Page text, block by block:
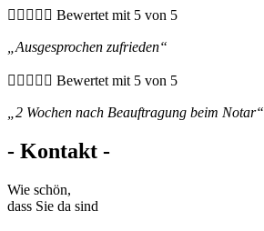
     Bewertet mit 5 von 5
„Ausgesprochen zufrieden“
     Bewertet mit 5 von 5
„2 Wochen nach Beauftragung beim Notar“
- Kontakt -
Wie schön,
dass Sie da sind